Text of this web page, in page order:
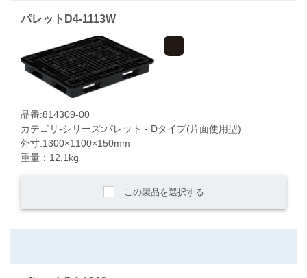
パレットD4-1113W
品番:814309-00
カテゴリ-シリーズ:パレット - Dタイプ(片面使用型)
外寸:1300×1100×150mm
重量：12.1kg
この製品を選択する